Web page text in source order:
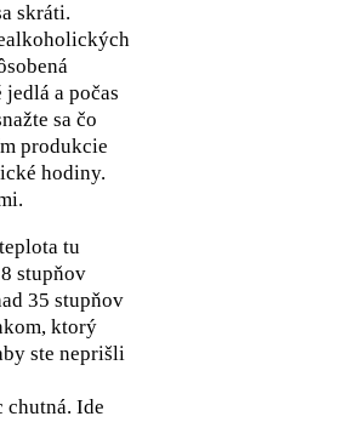
skráti.
a počas
sa čo
produkcie
hodiny.
tu
stupňov
35 stupňov
ktorý
ste neprišli
chutná. Ide